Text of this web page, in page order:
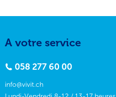
A votre service
058 277 60 00
info@vivit.ch